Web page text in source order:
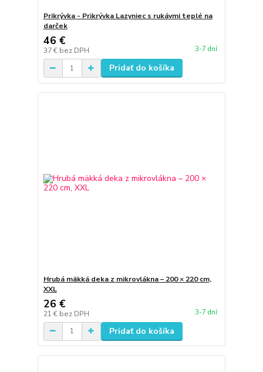
Prikrývka - Prikrývka Lazyniec s rukávmi teplé na
darček
46 €
37 € bez DPH 3-7 dní
Pridať do košíka
Hrubá mäkká deka z mikrovlákna – 200 × 220 cm,
XXL
26 €
21 € bez DPH 3-7 dní
Pridať do košíka